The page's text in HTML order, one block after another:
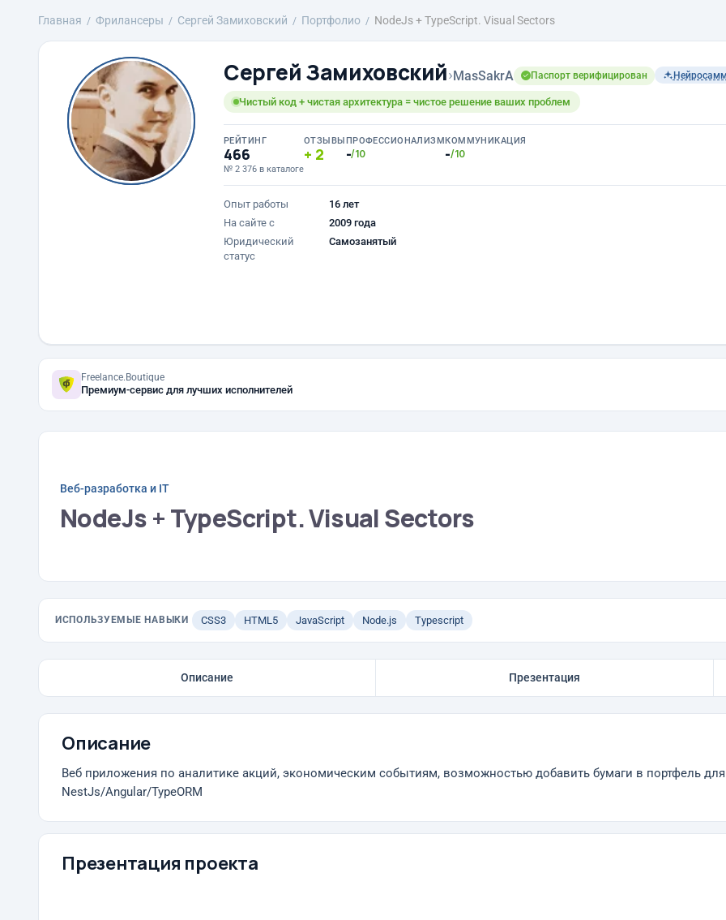
Главная Фрилансеры Сергей Замиховский Портфолио NodeJs + TypeScript. Visual Sectors
Сергей Замиховский›MasSakrA Паспорт верифицирован
Чистый код + чистая архитектура = чистое решение ваших проблем
РЕЙТИНГ
466
№ 2 376 в каталоге
ОТЗЫВЫ
2
ПРОФЕССИОНАЛИЗМ
-/10
КОММУНИКАЦИЯ
-/10
Опыт работы
16 лет
На сайте с
2009 года
Юридический
статус
Самозанятый
Freelance.Boutique
Премиум-сервис для лучших исполнителей
Веб-разработка и IT
NodeJs + TypeScript. Visual Sectors
ИСПОЛЬЗУЕМЫЕ НАВЫКИ CSS3 HTML5 JavaScript Node.js Typescript
Описание Презентация
Описание
Веб приложения по аналитике акций, экономическим событиям, возможностью добавить бумаги в портфель
NestJs/Angular/TypeORM
Презентация проекта